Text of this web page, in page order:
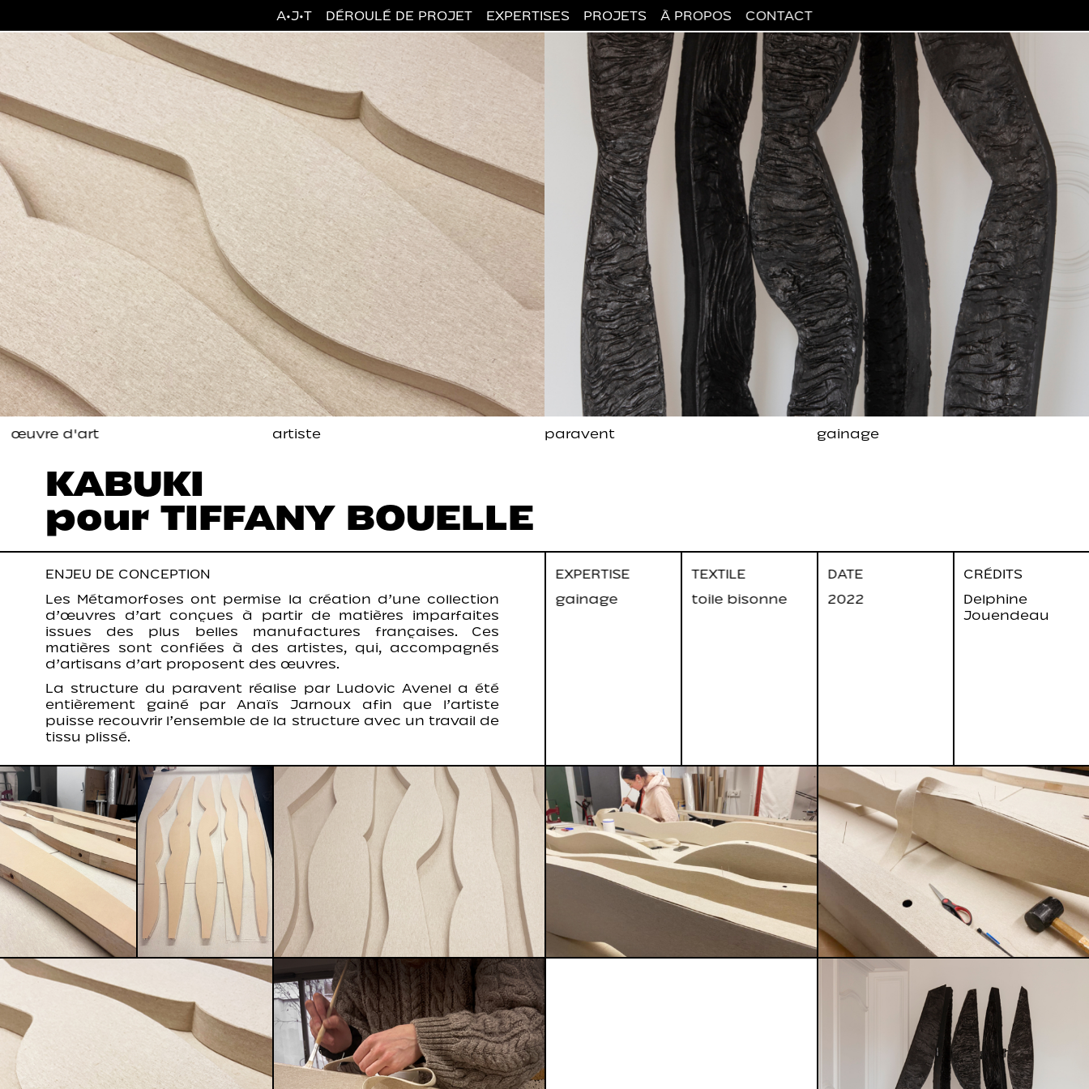
A·J·T DÉROULÉ DE PROJET EXPERTISES PROJETS À PROPOS CONTACT
œuvre d'art artiste paravent gainage
KABUKI
pour TIFFANY BOUELLE
ENJEU DE CONCEPTION
Les Métamorfoses ont permise la création d’une collection
d’œuvres d’art conçues à partir de matières imparfaites
issues des plus belles manufactures françaises. Ces
matières sont confiées à des artistes, qui, accompagnés
d’artisans d’art proposent des œuvres.
La structure du paravent réalise par Ludovic Avenel a été
entièrement gainé par Anaïs Jarnoux afin que l’artiste
puisse recouvrir l’ensemble de la structure avec un travail de
tissu plissé.
EXPERTISE
gainage
TEXTILE
toile bisonne
DATE
2022
CRÉDITS
Delphine
Jouendeau